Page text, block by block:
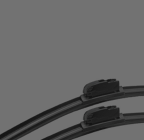
amelyekben mi